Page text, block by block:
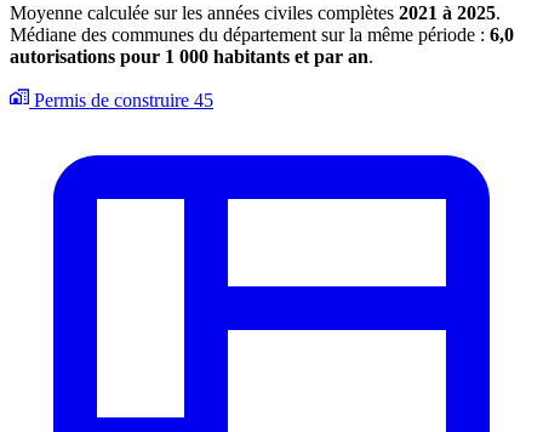
Moyenne calculée sur les années civiles complètes 2021 à 2025.
Médiane des communes du département sur la même période : 6,0
autorisations pour 1 000 habitants et par an.
Permis de construire 45